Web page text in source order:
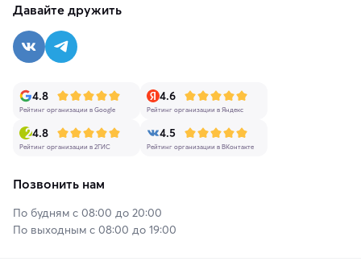
Давайте дружить
4.8
Рейтинг организации в Google
4.6
Рейтинг организации в Яндекс
4.8
Рейтинг организации в 2ГИС
4.5
Рейтинг организации в ВКонтакте
Позвонить нам
По будням с 08:00 до 20:00
По выходным с 08:00 до 19:00